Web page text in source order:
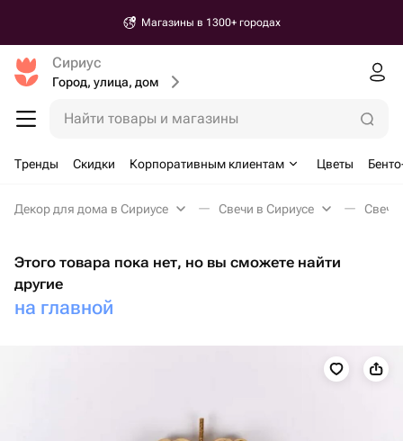
Магазины в 1300+ городах
Сириус
Город, улица, дом
Найти товары и магазины
Тренды Скидки Корпоративным клиентам Цветы
Декор для дома в Сириусе Свечи в Сириусе Свеча
Этого товара пока нет, но вы сможете найти
другие
на главной